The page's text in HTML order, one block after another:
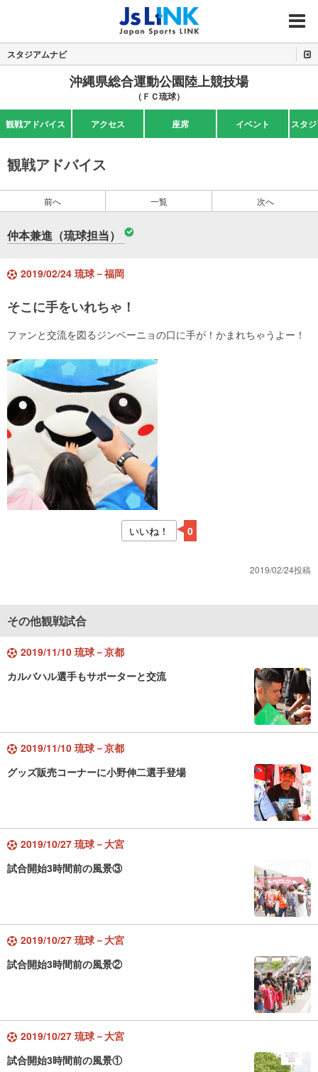
MENU
スタジアムナビ
沖縄県総合運動公園陸上競技場
（ＦＣ琉球）
観戦アドバイス アクセス 座席 イベント スタ
観戦アドバイス
前へ 一覧 次へ
仲本兼進（琉球担当）
2019/02/24 琉球－福岡
そこに手をいれちゃ！
ファンと交流を図るジンベーニョの口に手が！かまれちゃうよー！
いいね！ 0
2019/02/24投稿
その他観戦試合
2019/11/10 琉球－京都
カルバハル選手もサポーターと交流
2019/11/10 琉球－京都
グッズ販売コーナーに小野伸二選手登場
2019/10/27 琉球－大宮
試合開始3時間前の風景③
2019/10/27 琉球－大宮
試合開始3時間前の風景②
2019/10/27 琉球－大宮
試合開始3時間前の風景①